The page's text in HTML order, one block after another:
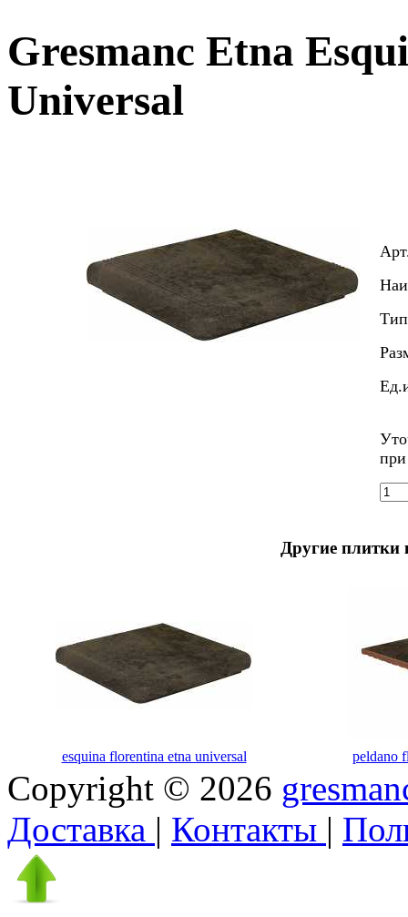
Gresmanc Etna
Universal
при
Другие плитки
esquina florentina etna universal peldano
Copyright © 2026
Доставка | Контакты |